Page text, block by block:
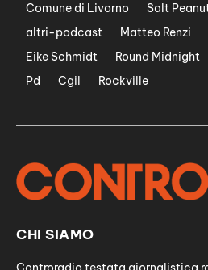
Comune di Livorno
Salt
altri-podcast
Matteo Renzi
Eike Schmidt
Round Midnight
Pd
Cgil Rockville
CHI SIAMO